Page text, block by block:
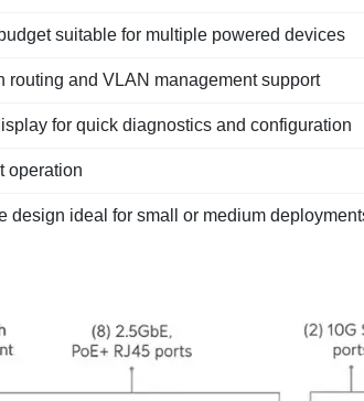
suitable for multiple powered devices
routing and VLAN management support
for quick diagnostics and configuration
operation
design ideal for small or medium